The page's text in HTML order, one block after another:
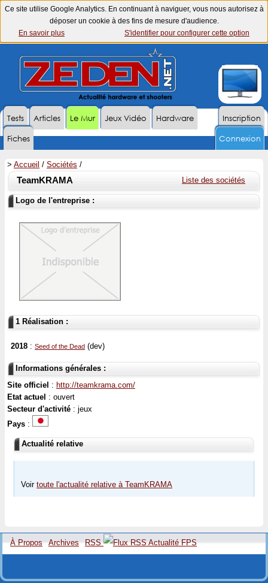
Ce site utilise Google Analytics. En continuant à naviguer, vous nous autorisez à
déposer un cookie à des fins de mesure d'audience.
En savoir plus
S'identifier pour configurer cette option
Inscription
Tests Articles Le Mur Jeux Vidéo
Hardware
Fiches
Connexion
> Accueil / Sociétés /
Liste des sociétés
TeamKRAMA
Logo de l'entreprise :
1 Réalisation :
2018 : Seed of the Dead (dev)
Informations générales :
Site officiel : http://teamkrama.com/
Etat actuel : ouvert
Secteur d'activité : jeux
Pays :
Actualité relative
Voir toute l'actualité relative à TeamKRAMA
À Propos Archives RSS